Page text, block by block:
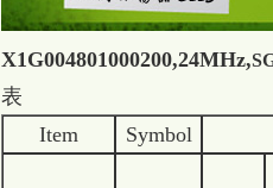
X1G004801000200,24MHz,
表
Item
Symbol